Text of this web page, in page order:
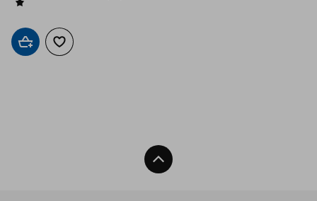
Добави в кошницата
Добави към списъка с любими
Нагоре